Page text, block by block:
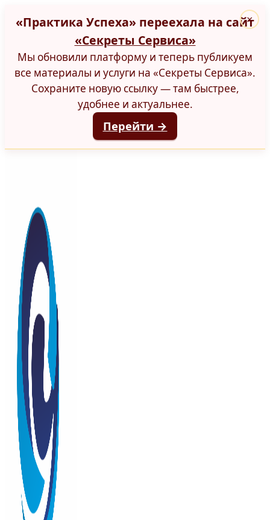
«Практика Успеха» переехала на сайт
«Секреты Сервиса»
Мы обновили платформу и теперь публикуем
все материалы и услуги на «Секреты Сервиса».
Сохраните новую ссылку — там быстрее,
удобнее и актуальнее.
Перейти →
×